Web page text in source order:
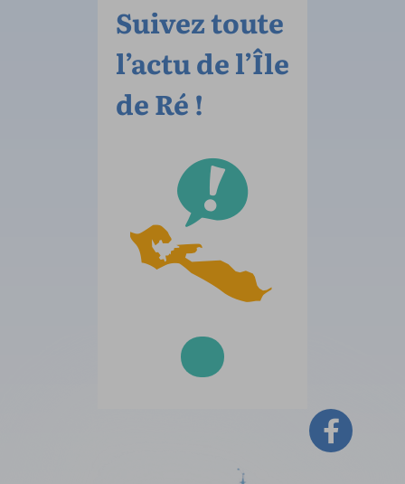
Suivez toute
l’actu de l’Île
de Ré !